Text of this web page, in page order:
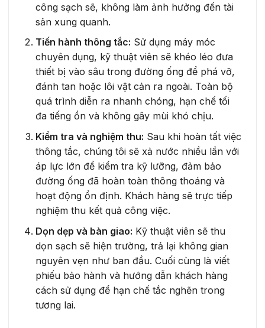
công sạch sẽ, không làm ảnh hưởng đến tài
sản xung quanh.
Tiến hành thông tắc: Sử dụng máy móc
chuyên dụng, kỹ thuật viên sẽ khéo léo đưa
thiết bị vào sâu trong đường ống để phá vỡ,
đánh tan hoặc lôi vật cản ra ngoài. Toàn bộ
quá trình diễn ra nhanh chóng, hạn chế tối
đa tiếng ồn và không gây mùi khó chịu.
Kiểm tra và nghiệm thu: Sau khi hoàn tất việc
thông tắc, chúng tôi sẽ xả nước nhiều lần với
áp lực lớn để kiểm tra kỹ lưỡng, đảm bảo
đường ống đã hoàn toàn thông thoáng và
hoạt động ổn định. Khách hàng sẽ trực tiếp
nghiệm thu kết quả công việc.
Dọn dẹp và bàn giao: Kỹ thuật viên sẽ thu
dọn sạch sẽ hiện trường, trả lại không gian
nguyên vẹn như ban đầu. Cuối cùng là viết
phiếu bảo hành và hướng dẫn khách hàng
cách sử dụng để hạn chế tắc nghẽn trong
tương lai.